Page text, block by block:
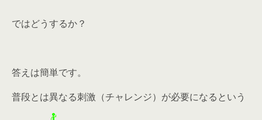
ではどうするか？
答えは簡単です。
普段とは異なる刺激（チャレンジ）が必要になるという